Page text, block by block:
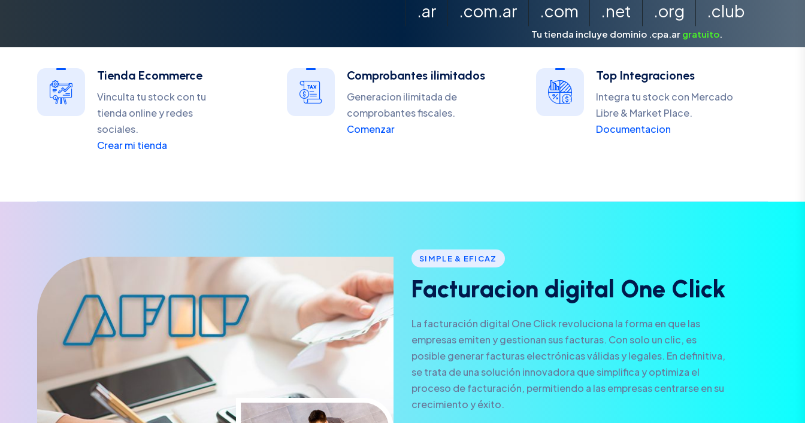
.ar .com.ar .com .net .org .club
Tu tienda incluye dominio .cpa.ar gratuito.
Tienda Ecommerce
Vinculta tu stock con tu
tienda online y redes
sociales.
Crear mi tienda
Comprobantes ilimitados
Generacion ilimitada de
comprobantes fiscales.
Comenzar
Top Integraciones
Integra tu stock con Mercado
Libre & Market Place.
Documentacion
SIMPLE & EFICAZ
Facturacion d igita One C ick
La facturación digital One Click revoluciona la forma en que las
empresas emiten y gestionan sus facturas. Con solo un clic, es
posible generar facturas electrónicas válidas y legales. En definitiva,
se trata de una solución innovadora que simplifica y optimiza el
proceso de facturación, permitiendo a las empresas centrarse en su
crecimiento y éxito.